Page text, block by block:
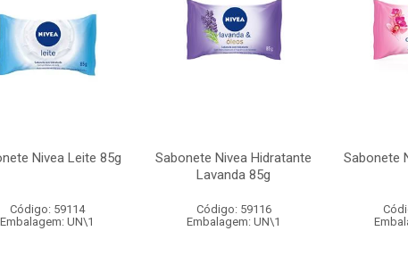
Nivea Leite 85g
Código: 59114
Embalagem: UN\1
Sabonete Nivea Hidratante
Lavanda 85g
Código: 59116
Embalagem: UN\1
Sabonete